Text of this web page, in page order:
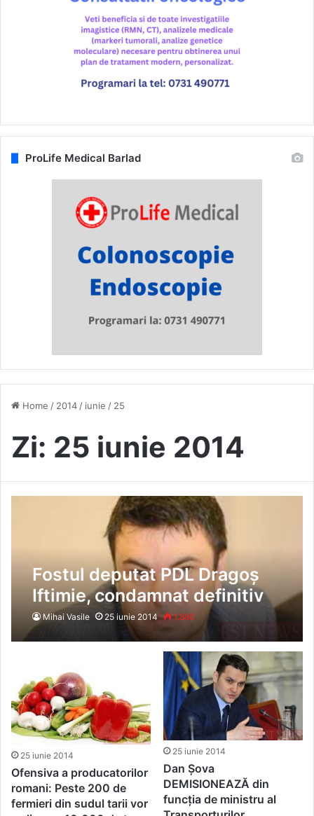
Home / 2014 / iunie / 25
Zi: 25 iunie 2014
Fostul deputat PDL Dragoș
Iftimie, condamnat definitiv
la 6 ani de închisoare cu
executare
Mihai Vasile 25 iunie 2014 1.886
25 iunie 2014
Ofensiva a producatorilor
romani: Peste 200 de
fermieri din sudul tarii vor
25 iunie 2014
Dan Șova
DEMISIONEAZĂ din
funcția de ministru al
ProLife Medical Barlad